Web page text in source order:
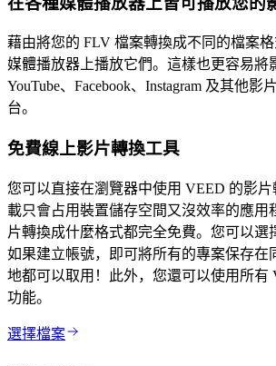
藉由將您的 FLV 檔案轉換成不同的檔案
媒體播放器上播放它們。這樣也更容易將
YouTube、Facebook、Instagram 及其他影
台。
免費線上影片轉換工具
您可以直接在瀏覽器中使用 VEED 的影
載只會占用裝置儲存空間又沒效率的應用
片轉換成什麼格式都完全免費。您可以選
如果建立帳號，即可將所有的專案保存在
地都可以取用！此外，您還可以使用所有
功能。
選擇檔案